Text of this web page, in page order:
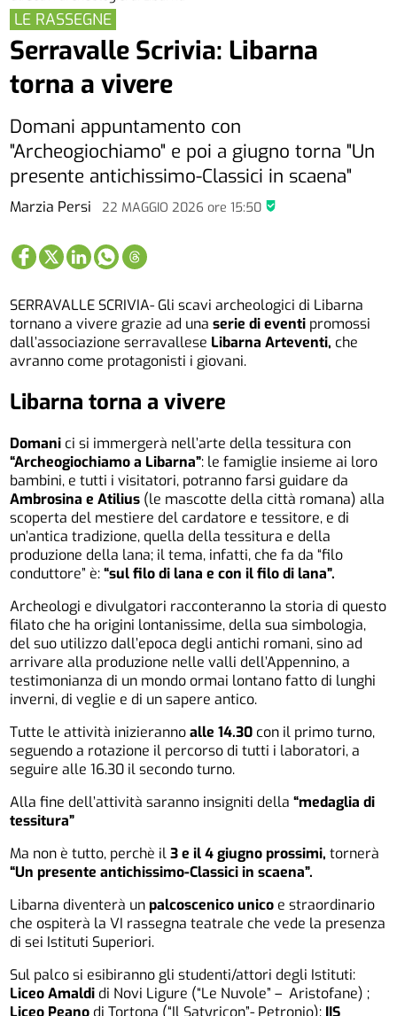
Marzia Persi 22 MAGGIO 2026ore 15:50
LE RASSEGNE
Serravalle Scrivia: Libarna
torna a vivere
Domani appuntamento con
"Archeogiochiamo" e poi a giugno torna "Un
presente antichissimo-Classici in scaena"
SERRAVALLE SCRIVIA- Gli scavi archeologici di Libarna
tornano a vivere grazie ad una serie di eventi promossi
dall’associazione serravallese Libarna Arteventi, che
avranno come protagonisti i giovani.
Libarna torna a vivere
Domani ci si immergerà nell’arte della tessitura con
“Archeogiochiamo a Libarna”: le famiglie insieme ai loro
bambini, e tutti i visitatori, potranno farsi guidare da
Ambrosina e Atilius (le mascotte della città romana) alla
scoperta del mestiere del cardatore e tessitore, e di
un’antica tradizione, quella della tessitura e della
produzione della lana; il tema, infatti, che fa da “filo
conduttore” è:“sul filo di lana e con il filo di lana”.
Archeologi e divulgatori racconteranno la storia di questo
filato che ha origini lontanissime, della sua simbologia,
del suo utilizzo dall’epoca degli antichi romani, sino ad
arrivare alla produzione nelle valli dell’Appennino, a
testimonianza di un mondo ormai lontano fatto di lunghi
inverni, di veglie e di un sapere antico.
Tutte le attività inizierannoalle 14.30 con il primo turno,
seguendo a rotazione il percorso di tutti i laboratori, a
seguire alle 16.30 il secondo turno.
Alla fine dell’attività saranno insigniti della “medaglia di
tessitura”
Ma non è tutto, perchè il3 e il 4 giugno prossimi, tornerà
“Un presente antichissimo-Classici in scaena”.
Libarna diventerà unpalcoscenico unico e straordinario
che ospiterà la VI rassegna teatrale che vede la presenza
di sei Istituti Superiori.
Sul palco si esibiranno gli studenti/attori degli Istituti:
Liceo Amaldi di Novi Ligure (“Le Nuvole” – Aristofane) ;
Liceo Peano di Tortona (“Il Satyricon”- Petronio); IIS